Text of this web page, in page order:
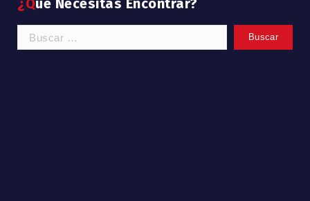
¿Qué Necesitas Encontrar?
Buscar: